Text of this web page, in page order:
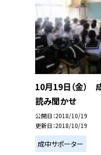
10月19日（金）
読み聞かせ
公開日 2018/10/19
更新日 2018/10/19
成中サポーター